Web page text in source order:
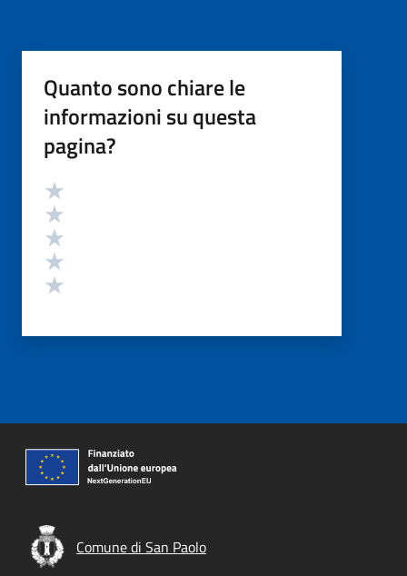
Quanto sono chiare le
informazioni su questa
pagina?
Valutazione
Comune di San Paolo